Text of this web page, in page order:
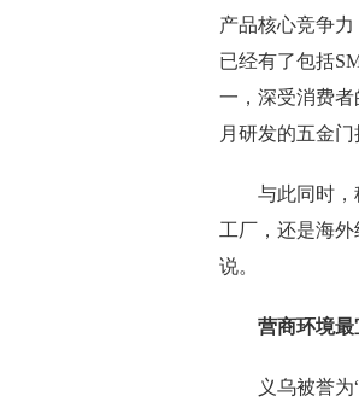
产品核心竞争
已经有了包括
一，深受消费
月研发的五金
与此同时，穆
工厂，还是海
说。
营商环境最
义乌被誉为“